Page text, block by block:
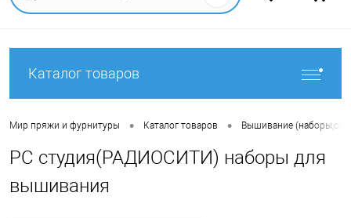
Каталог товаров
Мир пряжи и фурнитуры • Каталог товаров • Вышивание
РС студия(РАДИОСИТИ) наборы для
вышивания